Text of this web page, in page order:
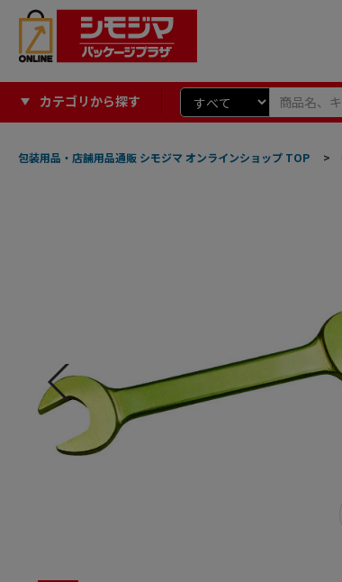
カテゴリから探す
包装用品・店舗用品通販 シモジマ オンラインショップ TOP >